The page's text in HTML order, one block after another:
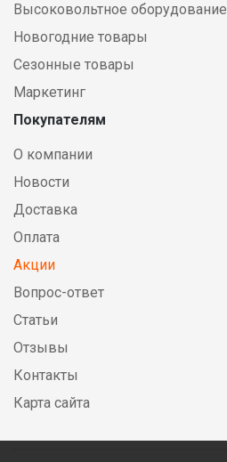
Высоковольтное оборудование
Новогодние товары
Сезонные товары
Маркетинг
Покупателям
О компании
Новости
Доставка
Оплата
Акции
Вопрос-ответ
Статьи
Отзывы
Контакты
Карта сайта